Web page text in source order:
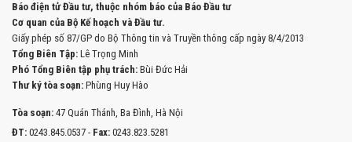
Báo điện tử Đầu tư, thuộc nhóm báo của Báo Đầu tư
Cơ quan của Bộ Kế hoạch và Đầu tư.
Giấy phép số 87/GP do Bộ Thông tin và Truyền thông cấp ngày 8/4/2013
Tổng Biên Tập: Lê Trọng Minh
Phó Tổng Biên tập phụ trách: Bùi Đức Hải
Thư ký tòa soạn: Phùng Huy Hào
Tòa soạn: 47 Quán Thánh, Ba Đình, Hà Nội
ĐT: 0243.845.0537 - Fax: 0243.823.5281